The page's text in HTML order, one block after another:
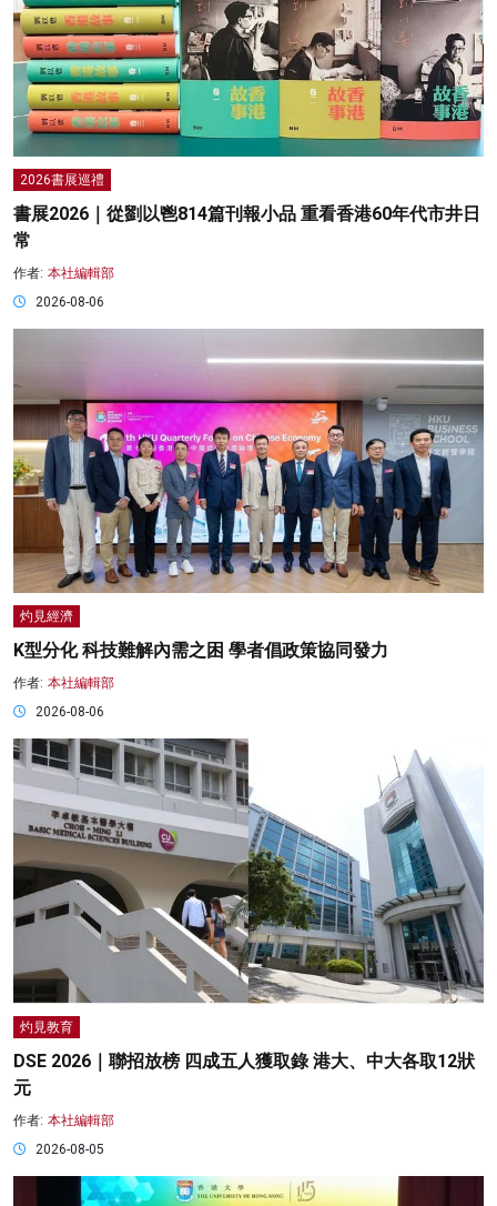
2026書展巡禮
書展2026｜從劉以鬯814篇刊報小品 重看香港60年代市井日
常
作者: 本社編輯部
2026-08-06
灼見經濟
K型分化 科技難解內需之困 學者倡政策協同發力
作者: 本社編輯部
2026-08-06
灼見教育
DSE 2026｜聯招放榜 四成五人獲取錄 港大、中大各取12狀
元
作者: 本社編輯部
2026-08-05